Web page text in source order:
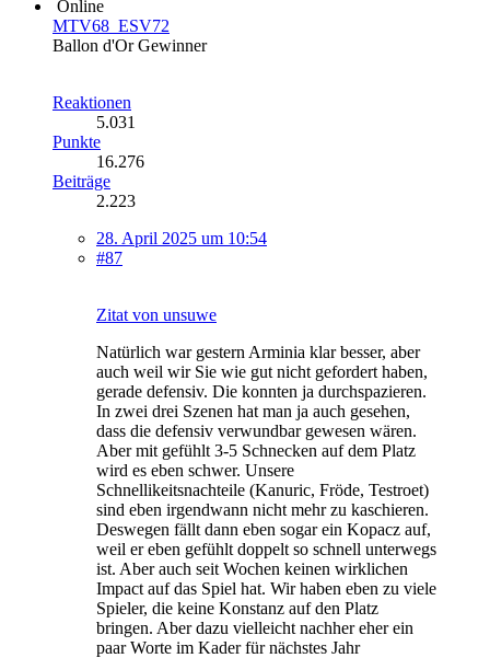
Online
MTV68_ESV72
Ballon d'Or Gewinner
Reaktionen
5.031
Punkte
16.276
Beiträge
2.223
28. April 2025 um 10:54
#87
Zitat von unsuwe
Natürlich war gestern Arminia klar besser, aber
auch weil wir Sie wie gut nicht gefordert haben,
gerade defensiv. Die konnten ja durchspazieren.
In zwei drei Szenen hat man ja auch gesehen,
dass die defensiv verwundbar gewesen wären.
Aber mit gefühlt 3-5 Schnecken auf dem Platz
wird es eben schwer. Unsere
Schnellikeitsnachteile (Kanuric, Fröde, Testroet)
sind eben irgendwann nicht mehr zu kaschieren.
Deswegen fällt dann eben sogar ein Kopacz auf,
weil er eben gefühlt doppelt so schnell unterwegs
ist. Aber auch seit Wochen keinen wirklichen
Impact auf das Spiel hat. Wir haben eben zu viele
Spieler, die keine Konstanz auf den Platz
bringen. Aber dazu vielleicht nachher eher ein
paar Worte im Kader für nächstes Jahr